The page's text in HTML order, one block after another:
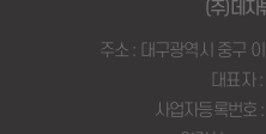
(주)데자
주소 : 대구광역시 중구
대표자
사업자등록번